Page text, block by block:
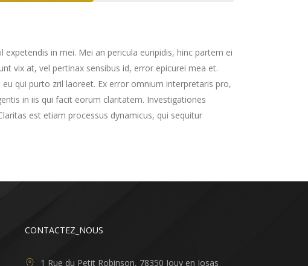
in mei. Mei an pericula euripidis, hinc partem ei
vix at, vel pertinax sensibus id, error epicurei mea et.
qui purto zril laoreet. Ex error omnium interpretaris pro,
in iis qui facit eorum claritatem. Investigationes
est etiam processus dynamicus, qui sequitur
CONTACTEZ_NOUS
1 Rue du Petit Robinson, 78350 Jouy en Josas